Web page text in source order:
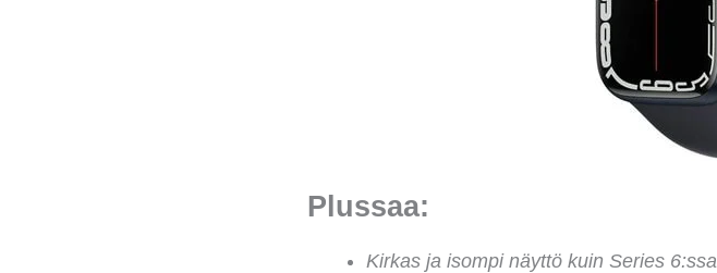
Plussaa:
Kirkas ja isompi näyttö kuin Series 6:ssa